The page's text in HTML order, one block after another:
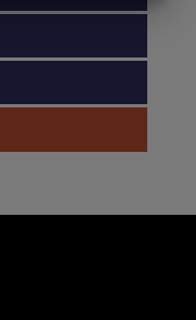
STATISTIK